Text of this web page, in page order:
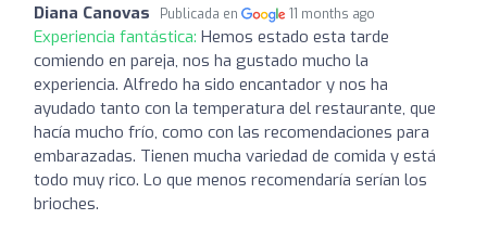
Diana Canovas Publicada en 11 months ago
Experiencia fantástica: Hemos estado esta tarde
comiendo en pareja, nos ha gustado mucho la
experiencia. Alfredo ha sido encantador y nos ha
ayudado tanto con la temperatura del restaurante, que
hacía mucho frío, como con las recomendaciones para
embarazadas. Tienen mucha variedad de comida y está
todo muy rico. Lo que menos recomendaría serían los
brioches.